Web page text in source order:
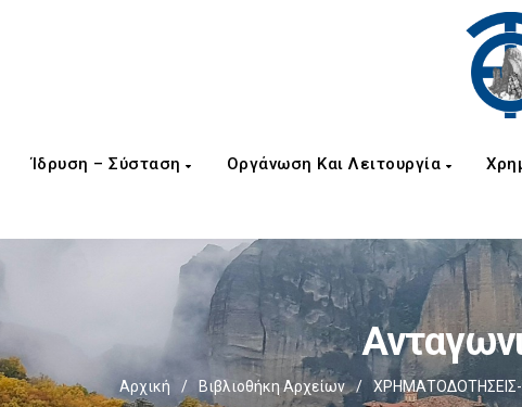
Ίδρυση – Σύσταση Οργάνωση Και Λειτουργία
Αρχική / Βιβλιοθήκη Αρχείων / ΧΡΗΜΑΤΟΔΟΤΗΣΕΙΣ-